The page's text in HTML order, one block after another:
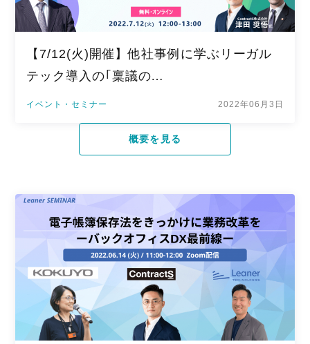
【7/12(火)開催】他社事例に学ぶリーガル
テック導入の｢稟議の…
イベント・セミナー 2022年06月3日
概要を見る